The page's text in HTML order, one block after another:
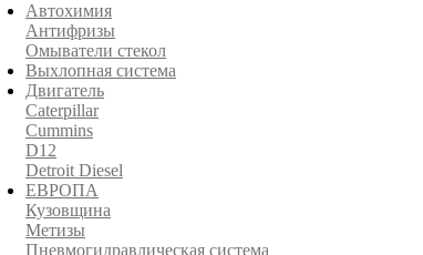
Автохимия
Антифризы
Омыватели стекол
Выхлопная система
Двигатель
Caterpillar
Cummins
D12
Detroit Diesel
ЕВРОПА
Кузовщина
Метизы
Пневмогидравлическая система